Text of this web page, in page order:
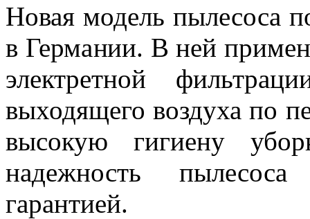
Новая модель пылесоса
в Германии. В ней
электретной
выходящего воздуха по
высокую гигиену
надежность
гарантией.